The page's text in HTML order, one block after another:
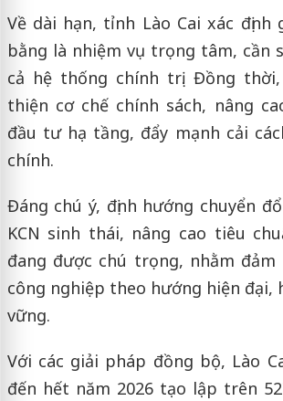
Về dài hạn, tỉnh Lào Cai xác định
bằng là nhiệm vụ trọng tâm, cần
cả hệ thống chính trị. Đồng
thiện cơ chế chính sách, nâng
đầu tư hạ tầng, đẩy mạnh cải
chính.
Đáng chú ý, định hướng chuyển
KCN sinh thái, nâng cao tiêu
đang được chú trọng, nhằm
công nghiệp theo hướng hiện đại,
vững.
Với các giải pháp đồng bộ, Lào
đến hết năm 2026 tạo lập trên